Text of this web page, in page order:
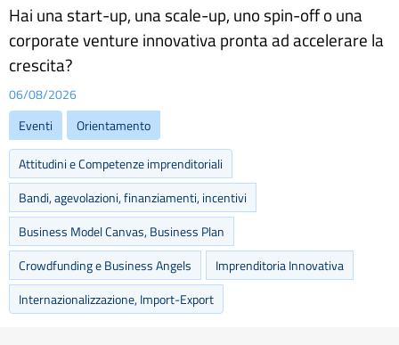
Hai una start-up, una scale-up, uno spin-off o una
corporate venture innovativa pronta ad accelerare la
crescita?
06/08/2026
Eventi
Orientamento
Attitudini e Competenze imprenditoriali
Bandi, agevolazioni, finanziamenti, incentivi
Business Model Canvas, Business Plan
Crowdfunding e Business Angels
Imprenditoria Innovativa
Internazionalizzazione, Import-Export